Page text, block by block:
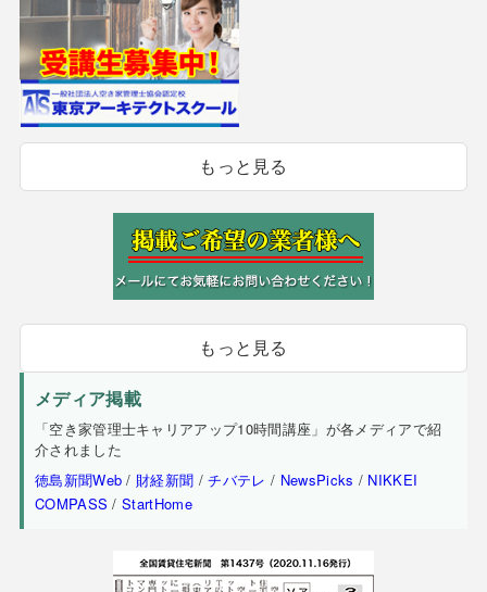
もっと見る
もっと見る
メディア掲載
「空き家管理士キャリアアップ10時間講座」が各メディアで紹
介されました
徳島新聞Web / 財経新聞 /チバテレ / NewsPicks / NIKKEI
COMPASS /StartHome